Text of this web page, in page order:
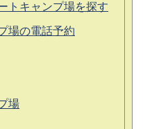
トキャンプ場を探す
場の電話予約
場